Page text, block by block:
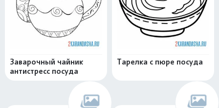
Заварочный чайник
антистресс посуда
Тарелка с пюре посуда